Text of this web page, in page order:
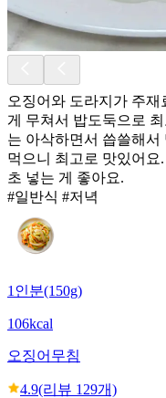
오징어와 도라지가 주
게 무쳐서 밥도둑으로
는 아삭하면서 씁쓸해서
먹으니 최고로 맛있어요
초 넣는 게 좋아요.
#일반식 #저녁
1인분(150g)
106kcal
오징어무침
4.9(리뷰 129개)